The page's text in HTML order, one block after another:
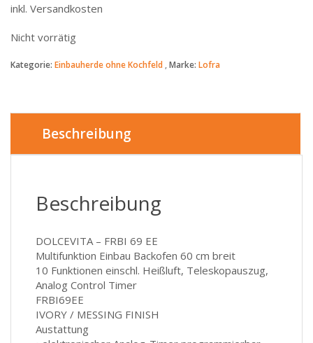
inkl. Versandkosten
Nicht vorrätig
Kategorie: Einbauherde ohne Kochfeld Marke: Lofra
Beschreibung
Beschreibung
DOLCEVITA – FRBI 69 EE
Multifunktion Einbau Backofen 60 cm breit
10 Funktionen einschl. Heißluft, Teleskopauszug,
Analog Control Timer
FRBI69EE
IVORY / MESSING FINISH
Austattung